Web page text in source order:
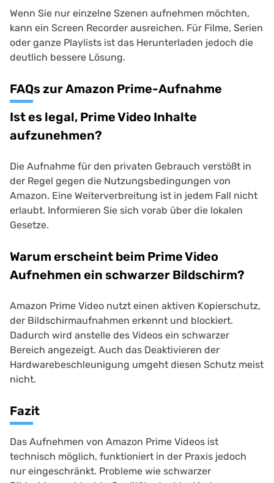
Wenn Sie nur einzelne Szenen aufnehmen möchten,
kann ein Screen Recorder ausreichen. Für Filme, Serien
oder ganze Playlists ist das Herunterladen jedoch die
deutlich bessere Lösung.
FAQs zur Amazon Prime-Aufnahme
Ist es legal, Prime Video Inhalte
aufzunehmen?
Die Aufnahme für den privaten Gebrauch verstößt in
der Regel gegen die Nutzungsbedingungen von
Amazon. Eine Weiterverbreitung ist in jedem Fall nicht
erlaubt. Informieren Sie sich vorab über die lokalen
Gesetze.
Warum erscheint beim Prime Video
Aufnehmen ein schwarzer Bildschirm?
Amazon Prime Video nutzt einen aktiven Kopierschutz,
der Bildschirmaufnahmen erkennt und blockiert.
Dadurch wird anstelle des Videos ein schwarzer
Bereich angezeigt. Auch das Deaktivieren der
Hardwarebeschleunigung umgeht diesen Schutz meist
nicht.
Fazit
Das Aufnehmen von Amazon Prime Videos ist
technisch möglich, funktioniert in der Praxis jedoch
nur eingeschränkt. Probleme wie schwarzer